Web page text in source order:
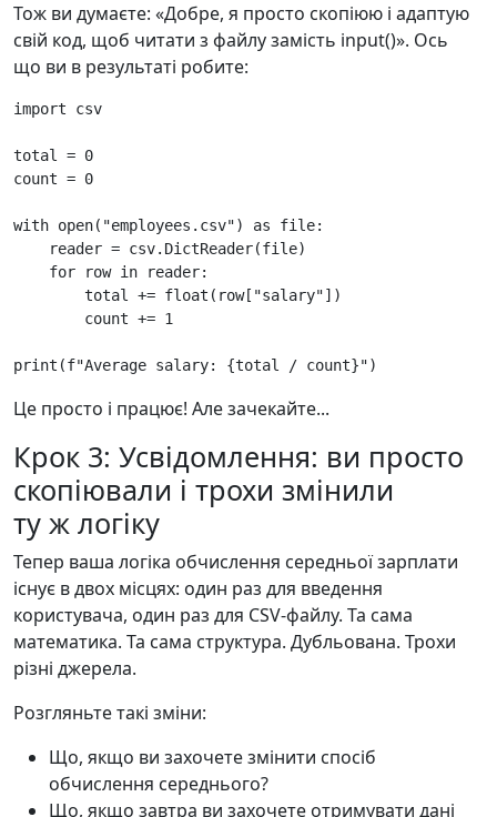
Тож ви думаєте: «Добре, я просто скопіюю і адаптую
свій код, щоб читати з файлу замість input()». Ось
що ви в результаті робите:
import csv
total = 0
count = 0
with open( "employees.csv") as file:
reader = csv. DictReader(file)
for
row in reader:
total
+= float ( row[ "salary"])
count += 1
print (f"Average salary: {total / count}")
Це просто і працює! Але зачекайте...
Крок 3: Усвідомлення: ви просто
скопіювали і трохи змінили
ту ж логіку
Тепер ваша логіка обчислення середньої зарплати
існує в двох місцях: один раз для введення
користувача, один раз для CSV-файлу. Та сама
математика. Та сама структура. Дубльована. Трохи
різні джерела.
Розгляньте такі зміни:
Що, якщо ви захочете змінити спосіб
обчислення середнього?
Що, якщо завтра ви захочете отримувати дані